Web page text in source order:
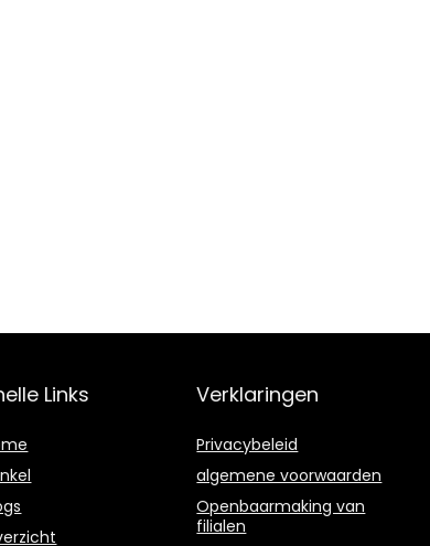
Links Verklaringen
Privacybeleid
algemene voorwaarden
Openbaarmaking van
filialen